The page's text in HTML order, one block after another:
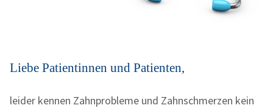
Liebe Patientinnen und Patienten,
leider kennen Zahnprobleme und Zahnschmerzen kein